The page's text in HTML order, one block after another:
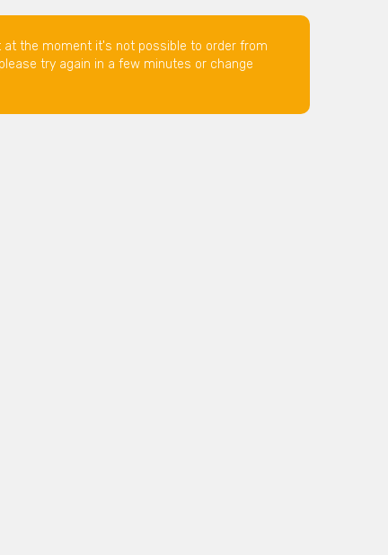
at the moment it's not possible to order from
try again in a few minutes or change